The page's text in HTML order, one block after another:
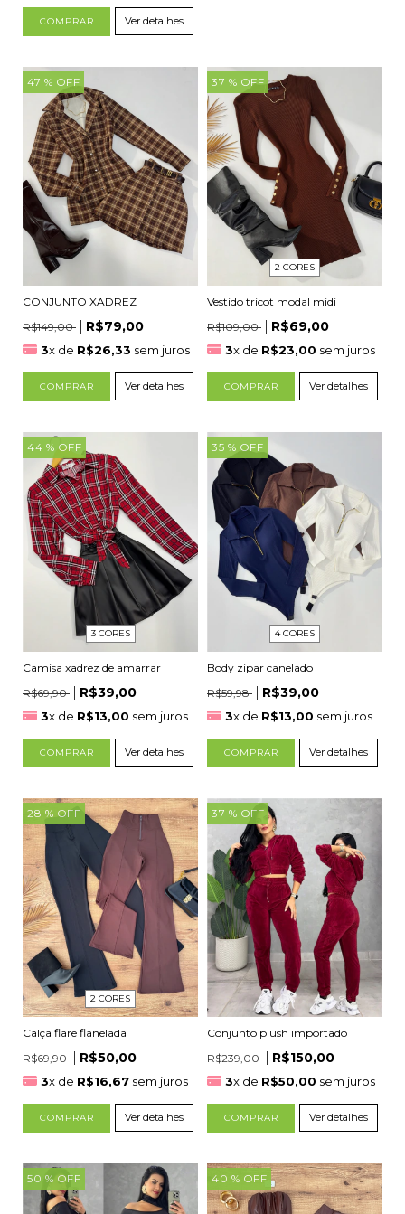
COMPRAR Ver detalhes
47 % OFF
CONJUNTO XADREZ
R$149,00
R$79,00
3x de R$26,33 sem juros
COMPRAR Ver detalhes
37 % OFF
2 CORES
Vestido tricot modal midi
R$109,00
R$69,00
3x de R$23,00 sem juros
COMPRAR Ver detalhes
44 % OFF
3 CORES
Camisa xadrez de amarrar
R$69,90
R$39,00
3x de R$13,00 sem juros
COMPRAR Ver detalhes
35 % OFF
4 CORES
Body zipar canelado
R$59,98
R$39,00
3x de R$13,00 sem juros
COMPRAR Ver detalhes
28 % OFF
2 CORES
Calça flare flanelada
R$69,90
R$50,00
3x de R$16,67 sem juros
COMPRAR Ver detalhes
37 % OFF
Conjunto plush importado
R$239,00
R$150,00
3x de R$50,00 sem juros
COMPRAR Ver detalhes
50 % OFF 40 % OFF